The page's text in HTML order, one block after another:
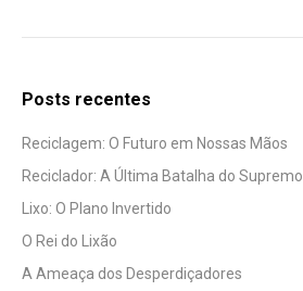
Posts recentes
Reciclagem: O Futuro em Nossas Mãos
Reciclador: A Última Batalha do Supremo
Lixo: O Plano Invertido
O Rei do Lixão
A Ameaça dos Desperdiçadores